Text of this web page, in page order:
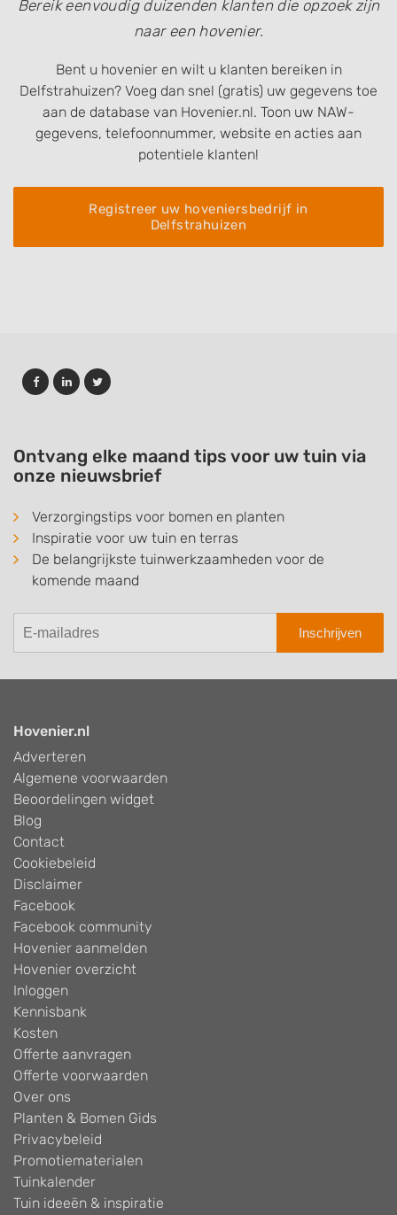
Bereik eenvoudig duizenden klanten die opzoek zijn
naar een hovenier.
Bent u hovenier en wilt u klanten bereiken in
Delfstrahuizen? Voeg dan snel (gratis) uw gegevens toe
aan de database van Hovenier.nl. Toon uw NAW-
gegevens, telefoonnummer, website en acties aan
potentiele klanten!
Registreer uw hoveniersbedrijf in
Delfstrahuizen
Ontvang elke maand tips voor uw tuin via
onze nieuwsbrief
Verzorgingstips voor bomen en planten
Inspiratie voor uw tuin en terras
De belangrijkste tuinwerkzaamheden voor de
komende maand
Inschrijven
Hovenier.nl
Adverteren
Algemene voorwaarden
Beoordelingen widget
Blog
Contact
Cookiebeleid
Disclaimer
Facebook
Facebook community
Hovenier aanmelden
Hovenier overzicht
Inloggen
Kennisbank
Kosten
Offerte aanvragen
Offerte voorwaarden
Over ons
Planten & Bomen Gids
Privacybeleid
Promotiematerialen
Tuinkalender
Tuin ideeën & inspiratie